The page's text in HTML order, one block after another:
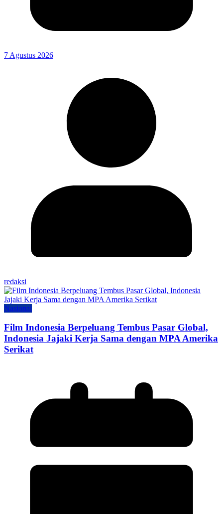
7 Agustus 2026
redaksi
Nasional
Film Indonesia Berpeluang Tembus Pasar Global,
Indonesia Jajaki Kerja Sama dengan MPA Amerika
Serikat